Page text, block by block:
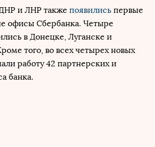
и ЛНР также появились первые
офисы Сбербанка. Четыре
в Донецке, Луганске и
того, во всех четырех новых
работу 42 партнерских и
банка.